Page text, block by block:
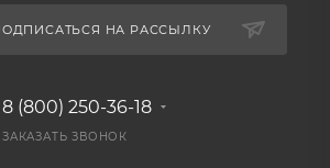
НА РАССЫЛКУ
8 (800) 250-36-18
ЗАКАЗАТЬ ЗВОНОК